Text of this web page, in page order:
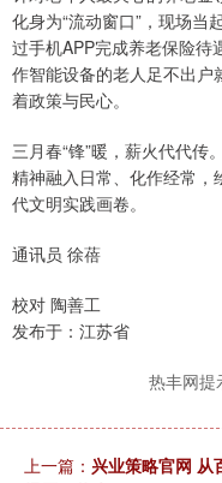
化身为“流动窗口”，现场当
过手机APP完成养老保险待
作智能设备的老人足不出
着政策与民心。
三月春“锋”暖，薪火代代传
精神融入日常、化作经常
代文明实践画卷。
通讯员 徐蓓
校对 陶善工
发布于：江苏省
热丰网提
上一篇： 兴业策略官网 从